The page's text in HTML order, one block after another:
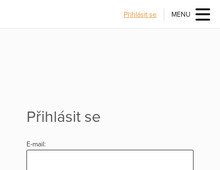
Přihlásit se MENU
Přihlásit se
E-mail: